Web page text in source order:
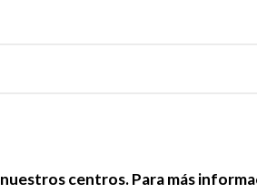
centros. Para más